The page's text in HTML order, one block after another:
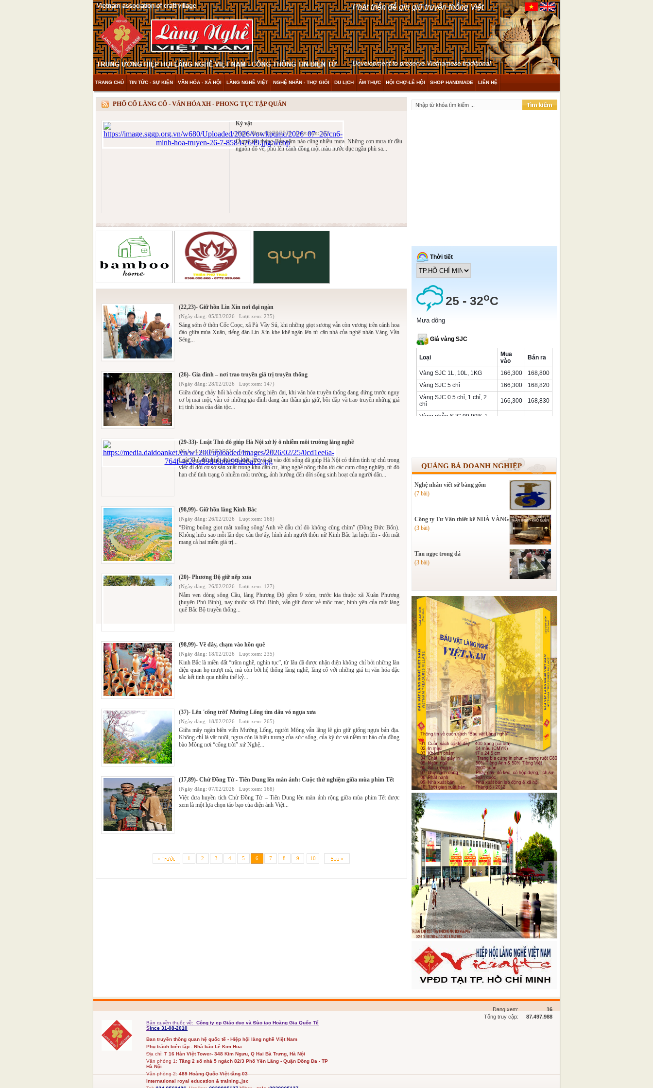
TRANG CHỦ TIN TỨC - SỰ KIỆN VĂN HÓA - XÃ HỘI LÀNG NGHỀ VIỆT NGHỆ NHÂN - THỢ GIỎI DU LỊCH ẨM THỰC HỘI CHỢ-LỄ HỘI SHOP HANDMADE LIÊN HỆ
THAM KHẢO & KHÁM PHÁ VIDEO
PHỐ CỔ LÀNG CỔ - VĂN HÓA XH - PHONG TỤC TẬP QUÁN
Kỷ vật
(Ngày đăng: 03/08/2026 Lượt xem: 10)
Ở quê tôi, tháng Bảy năm nào cũng nhiều mưa. Những cơn mưa từ đầu
nguồn đổ về, phủ lên cánh đồng một màu nước đục ngầu phù sa...
(22,23)- Giữ hồn Lìn Xìn nơi đại ngàn
(Ngày đăng: 05/03/2026 Lượt xem: 235)
Sáng sớm ở thôn Cốc Coọc, xã Pà Vầy Sủ, khi những giọt sương vẫn còn vương trên cánh hoa
đào giữa mùa Xuân, tiếng đàn Lìn Xìn khe khẽ ngân lên từ căn nhà của nghệ nhân Váng Vần
Séng...
(26)- Gia đình – nơi trao truyền giá trị truyền thống
(Ngày đăng: 28/02/2026 Lượt xem: 147)
Giữa dòng chảy hối hả của cuộc sống hiện đại, khi văn hóa truyền thống đang đứng trước nguy
cơ bị mai một, vẫn có những gia đình đang âm thầm gìn giữ, bồi đắp và trao truyền những giá
trị tinh hoa của dân tộc...
(29-33)- Luật Thủ đô giúp Hà Nội xử lý ô nhiễm môi trường làng nghề
(Ngày đăng: 26/02/2026 Lượt xem: 131)
Luật Thủ đô chính thức có hiệu lực và đi vào đời sống đã giúp Hà Nội có thêm tính tự chủ trong
việc di dời cơ sở sản xuất trong khu dân cư, làng nghề nông thôn tới các cụm công nghiệp, từ đó
hạn chế tình trạng ô nhiễm môi trường, ảnh hưởng đến đời sống sinh hoạt của người dân...
(98,99)- Giữ hồn làng Kinh Bắc
(Ngày đăng: 26/02/2026 Lượt xem: 168)
“Đừng buông giọt mắt xuống sông/ Anh về dẫu chỉ đò không cũng chìm” (Đồng Đức Bốn).
Không hiểu sao mỗi lần đọc câu thơ ấy, hình ảnh người thôn nữ Kinh Bắc lại hiện lên - đôi mắt
mang cả hai miền giá trị...
(20)- Phương Độ giữ nếp xưa
(Ngày đăng: 26/02/2026 Lượt xem: 127)
Nằm ven dòng sông Cầu, làng Phương Độ gồm 9 xóm, trước kia thuộc xã Xuân Phương
(huyện Phú Bình), nay thuộc xã Phú Bình, vẫn giữ được vẻ mộc mạc, bình yên của một làng
quê Bắc Bộ truyền thống...
(98,99)- Về đây, chạm vào hồn quê
(Ngày đăng: 18/02/2026 Lượt xem: 235)
Kinh Bắc là miền đất “trăm nghề, nghìn tục”, từ lâu đã được nhận diện không chỉ bởi những làn
điệu quan họ mượt mà, mà còn bởi hệ thống làng nghề, làng cổ với những giá trị văn hóa đặc
sắc kết tinh qua nhiều thế kỷ...
(37)- Lên 'cổng trời' Mường Lống tìm dấu vó ngựa xưa
(Ngày đăng: 18/02/2026 Lượt xem: 265)
Giữa mây ngàn biên viễn Mường Lống, người Mông vẫn lặng lẽ gìn giữ giống ngựa bản địa.
Không chỉ là vật nuôi, ngựa còn là biểu tượng của sức sống, của ký ức và niềm tự hào của đồng
bào Mông nơi “cổng trời” xứ Nghệ...
(17,89)- Chử Đồng Tử - Tiên Dung lên màn ảnh: Cuộc thử nghiệm giữa mùa phim Tết
(Ngày đăng: 07/02/2026 Lượt xem: 168)
Việc đưa huyền tích Chử Đồng Tử – Tiên Dung lên màn ảnh rộng giữa mùa phim Tết được
xem là một lựa chọn táo bạo của điện ảnh Việt...
1 2 3 4 5 6 7 8 9 10
QUẢNG BÁ DOANH NGHIỆP
Nghệ nhân viết sử bằng gốm
(7 bài)
Công ty Tư Vấn thiết kế NHÀ VÀNG
(3 bài)
Tìm ngọc trong đá
(3 bài)
Bản quyền thuộc về:
Công ty cp Giáo dục và Đào tạo Hoàng Gia Quốc Tế
SInce 31-08-2010
Ban truyền thông quan hệ quốc tế - Hiệp hội làng nghề Việt Nam
Phụ trách biên tập : Nhà báo Lê Kim Hoa
Địa chỉ: T 16 Hàn Việt Tower- 348 Kim Ngưu, Q Hai Bà Trưng, Hà Nội
Văn phòng 1:Tầng 2 số nhà 5 ngách 82/3 Phố Yên Lãng - Quận Đống Đa - TP
Hà Nội
Văn phòng 2:489 Hoàng Quốc Việt tầng 03
International royal education & training.,jsc
16
Đang xem:
87.497.988
Tổng truy cập: